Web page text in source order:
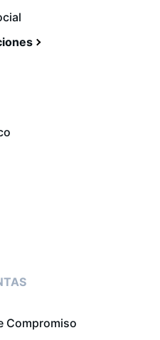
Compromiso